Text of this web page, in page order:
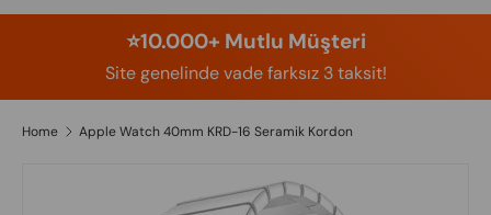
⭐️10.000+ Mutlu Müşteri
Site genelinde vade farksız 3 taksit!
Home Apple Watch 40mm KRD-16 Seramik Kordon
Skip to product information